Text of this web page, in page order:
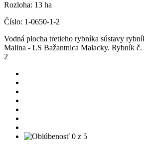
Rozloha: 13 ha
Číslo: 1-0650-1-2
Vodná plocha tretieho rybníka sústavy
Malina - LS Bažantnica Malacky. Rybník
2